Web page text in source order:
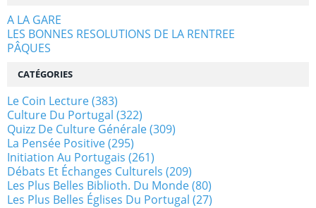
A LA GARE
LES BONNES RESOLUTIONS DE LA RENTREE
PÂQUES
CATÉGORIES
Le Coin Lecture(383)
Culture Du Portugal (322)
Quizz De Culture Générale(309)
La Pensée Positive(295)
Initiation Au Portugais (261)
Débats Et Échanges Culturels (209)
Les Plus Belles Biblioth. Du Monde(80)
Les Plus Belles Églises Du Portugal (27)